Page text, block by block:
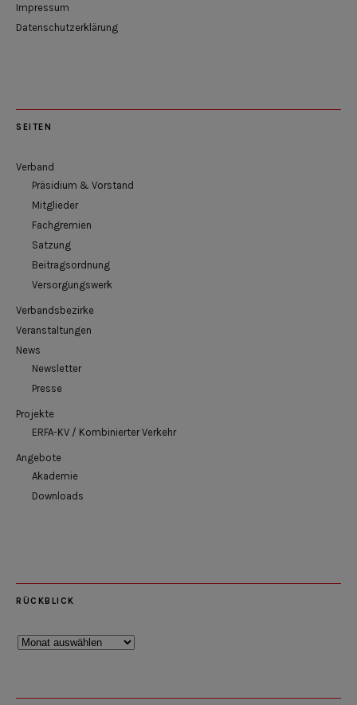
Impressum
Datenschutzerklärung
SEITEN
Verband
Präsidium & Vorstand
Mitglieder
Fachgremien
Satzung
Beitragsordnung
Versorgungswerk
Verbandsbezirke
Veranstaltungen
News
Newsletter
Presse
Projekte
ERFA-KV / Kombinierter Verkehr
Angebote
Akademie
Downloads
RÜCKBLICK
Rückblick